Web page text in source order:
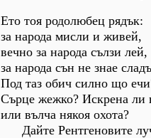
Ето тоя родолюбец рядък:
за народа мисли и живей,
вечно за народа сълзи лей,
за народа сън не знае
Под таз обич силно що
Сърце жежко? Искрена ли
или вълча някоя охота?
Дайте Рентгеновите